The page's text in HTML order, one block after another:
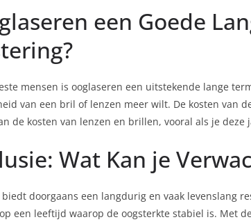
een Goede
mensen is ooglaseren een uitstekende lange
van een bril of lenzen meer wilt. De kosten van
de kosten van lenzen en brillen, vooral als je deze
Wat Kan je
biedt doorgaans een langdurig en vaak levenslang
een leeftijd waarop de oogsterkte stabiel is. Met